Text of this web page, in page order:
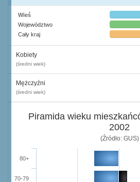
Wieś
Województwo
Cały kraj
Kobiety
(średni wiek)
Mężczyźni
(średni wiek)
Piramida wieku
2002
(Źródło: GUS)
70-79
80+